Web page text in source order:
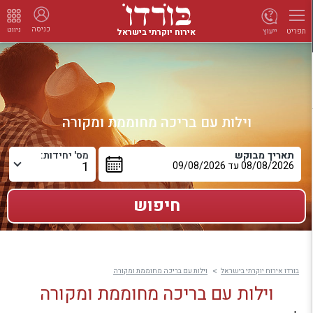
תפריט אירוח יוקרתי בישראל כניסה ניווט ייעוץ
וילות עם בריכה מחוממת ומקורה
תאריך מבוקש מס' יחידות:
בורדו אירוח יוקרתי בישראל וילות עם בריכה מחוממת ומקורה
וילות עם בריכה מחוממת ומקורה